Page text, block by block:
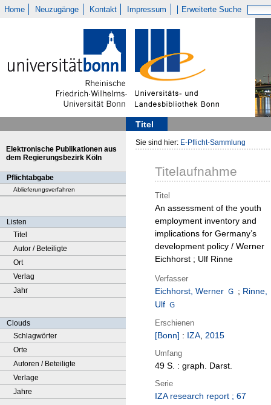
Home Neuzugänge Kontakt Impressum Erweiterte Suche
Titel
Elektronische Publikationen aus
dem Regierungsbezirk Köln
Pflichtabgabe
Ablieferungsverfahren
Listen
Titel
Autor / Beteiligte
Ort
Verlag
Jahr
Clouds
Schlagwörter
Orte
Autoren / Beteiligte
Verlage
Jahre
Sie sind hier: E-Pflicht-Sammlung
Titelaufnahme
Titel
An assessment of the youth
employment inventory and
implications for Germany’s
development policy / Werner
Eichhorst ; Ulf Rinne
Verfasser
Eichhorst, Werner ; Rinne,
Ulf
Erschienen
[Bonn] : IZA, 2015
Umfang
49 S. : graph. Darst.
Serie
IZA research report ; 67